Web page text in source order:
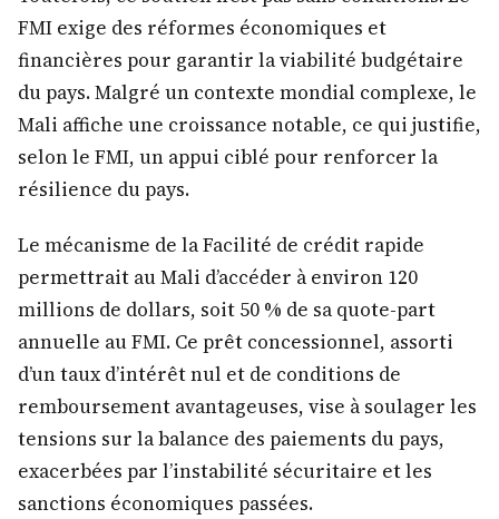
FMI exige des réformes économiques et
financières pour garantir la viabilité budgétaire
du pays. Malgré un contexte mondial complexe, le
Mali affiche une croissance notable, ce qui justifie,
selon le FMI, un appui ciblé pour renforcer la
résilience du pays.
Le mécanisme de la Facilité de crédit rapide
permettrait au Mali d’accéder à environ 120
millions de dollars, soit 50 % de sa quote-part
annuelle au FMI. Ce prêt concessionnel, assorti
d’un taux d’intérêt nul et de conditions de
remboursement avantageuses, vise à soulager les
tensions sur la balance des paiements du pays,
exacerbées par l’instabilité sécuritaire et les
sanctions économiques passées.